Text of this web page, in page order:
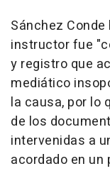
Sánchez
instructor fue
y registro que
mediático
la causa, por lo
de los
intervenidas a
acordado en un